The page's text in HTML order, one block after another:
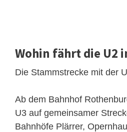
Wohin fährt die U2
Die Stammstrecke mit der
Ab dem Bahnhof
U3 auf gemeinsamer
Bahnhöfe Plärrer,